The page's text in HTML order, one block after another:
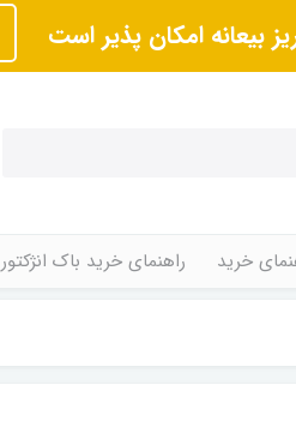
بیعانه امکان پذیر است
خرید راهنمای خرید باک انژکتور